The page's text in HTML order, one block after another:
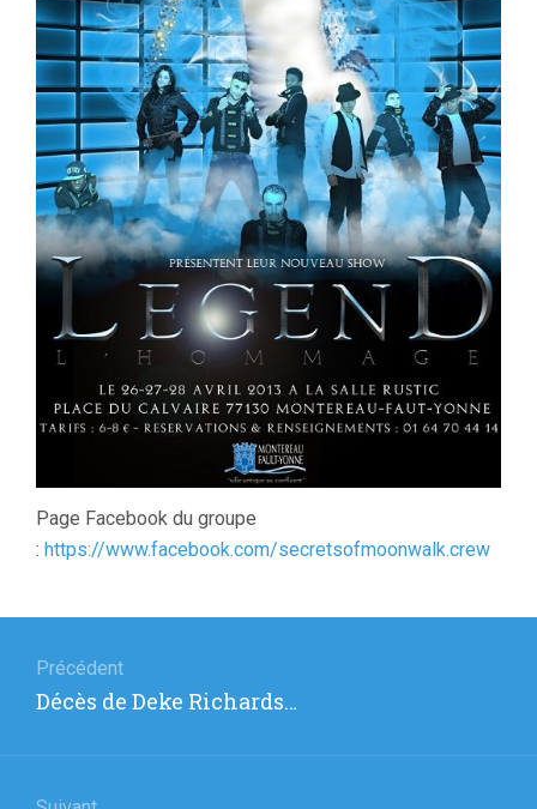
Page Facebook du groupe
: https://www.facebook.com/secretsofmoonwalk.crew
de
l’article
Précédent
Article
Décès de Deke Richards…